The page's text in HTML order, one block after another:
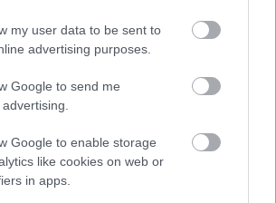
my user data to be sent to
advertising purposes.
Google to send me
Google to enable storage
like cookies on web or
in apps.
hatékonyság